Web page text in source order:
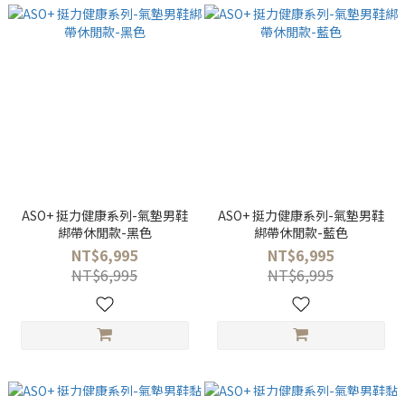
ASO+ 挺力健康系列-氣墊男鞋
綁帶休閒款-黑色
NT$6,995
NT$6,995
ASO+ 挺力健康系列-氣墊男鞋
綁帶休閒款-藍色
NT$6,995
NT$6,995